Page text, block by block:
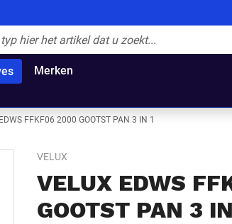
Merken
FFKF06 2000 GOOTST PAN 3 IN 1
VELUX
VELUX EDWS
GOOTST PAN 3